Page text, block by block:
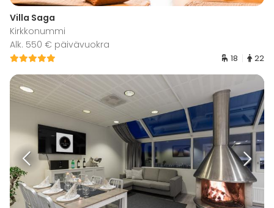
Villa Saga
Kirkkonummi
Alk. 550 € päivävuokra
18 22